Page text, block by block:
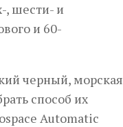
, шести- и
и 60-
черный, морская
способ их
Automatic